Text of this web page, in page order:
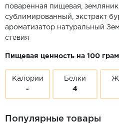
поваренная пищевая,
сублимированный, экстракт
ароматизатор натуральный
стевия
Пищевая ценность на 100
Калории
-
Белки
4
Популярные товары